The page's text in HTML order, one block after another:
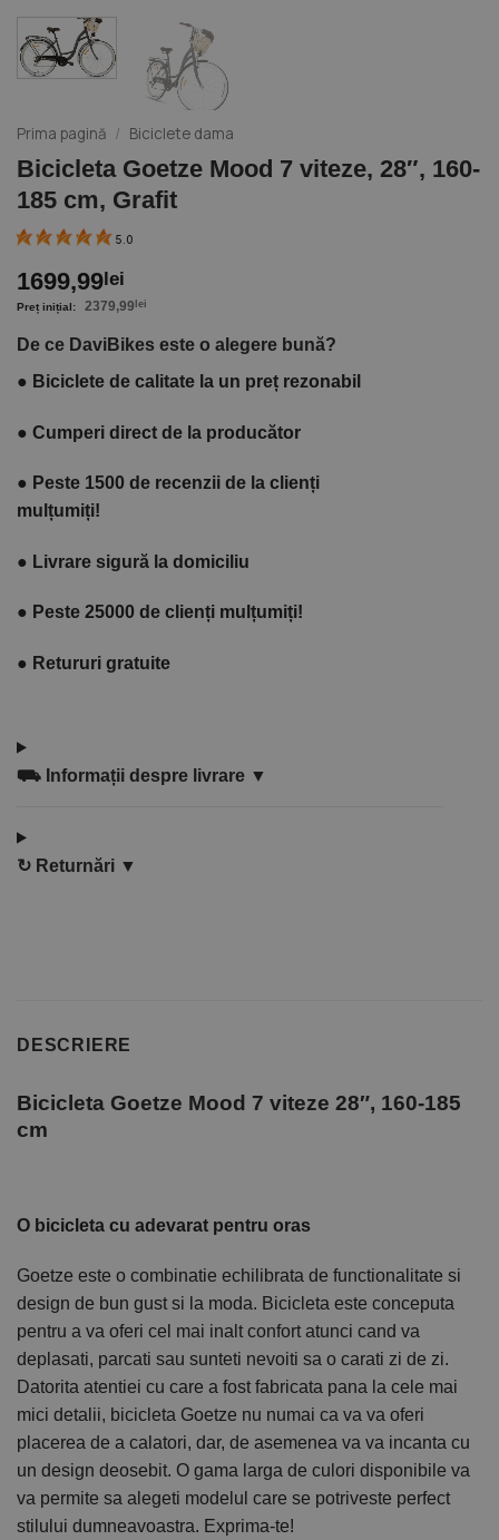
Prima pagină / Biciclete dama
Bicicleta Goetze Mood 7 viteze, 28″, 160-
185 cm, Grafit
5.0
1699,99lei
2379,99 lei
De ce DaviBikes este o alegere bună?
● Biciclete de calitate la un preț rezonabil
● Cumperi direct de la producător
● Peste 1500 de recenzii de la clienți
mulțumiți!
● Livrare sigură la domiciliu
● Peste 25000 de clienți mulțumiți!
● Retururi gratuite
⛟ Informații despre livrare ▼
↻ Returnări ▼
DESCRIERE
Bicicleta Goetze Mood 7 viteze 28″, 160-185
cm
O bicicleta cu adevarat pentru oras
Goetze este o combinatie echilibrata de functionalitate si
design de bun gust si la moda. Bicicleta este conceputa
pentru a va oferi cel mai inalt confort atunci cand va
deplasati, parcati sau sunteti nevoiti sa o carati zi de zi.
Datorita atentiei cu care a fost fabricata pana la cele mai
mici detalii, bicicleta Goetze nu numai ca va va oferi
placerea de a calatori, dar, de asemenea va va incanta cu
un design deosebit. O gama larga de culori disponibile va
va permite sa alegeti modelul care se potriveste perfect
stilului dumneavoastra. Exprima-te!